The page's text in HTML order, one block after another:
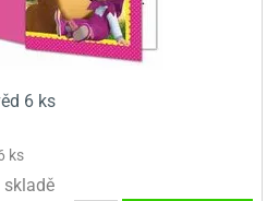
6 ks
ks
skladě